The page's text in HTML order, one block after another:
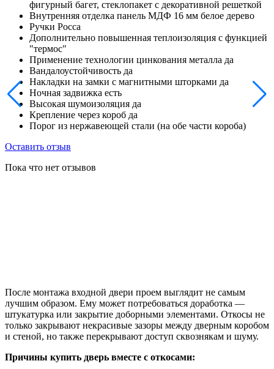
фигурный багет, стеклопакет с декоративной решеткой
Внутренняя отделка панель МДФ 16 мм белое дерево
Ручки Росса
Дополнительно повышенная теплоизоляция с функцией
"термос"
Применение технологии цинкования металла да
Вандалоустойчивость да
Накладки на замки с магнитными шторками да
Ночная задвижка есть
Высокая шумоизоляция да
Крепление через короб да
Порог из нержавеющей стали (на обе части короба)
Оставить отзыв
Пока что нет отзывов
После монтажа входной двери проем выглядит не самым
лучшим образом. Ему может потребоваться доработка —
штукатурка или закрытие доборными элементами. Откосы не
только закрывают некрасивые зазоры между дверным коробом
и стеной, но также перекрывают доступ сквознякам и шуму.
Причины купить дверь вместе с откосами: